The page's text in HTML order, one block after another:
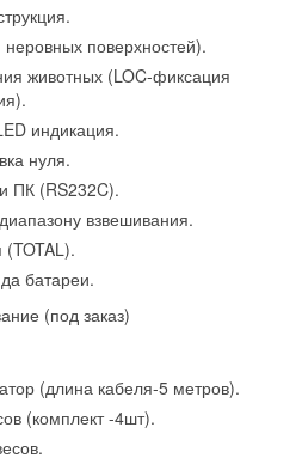
поверхностей).
животных (LOC-фиксация
индикация.
нуля.
ПК (RS232C).
взвешивания.
батареи.
(под заказ)
(длина кабеля-5 метров).
(комплект -4шт).